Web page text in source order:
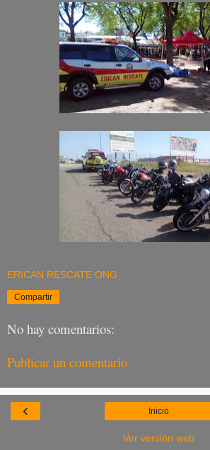
ERICAN RESCATE ONG
Compartir
No hay comentarios:
Publicar un comentario
‹ Inicio
Ver versión web